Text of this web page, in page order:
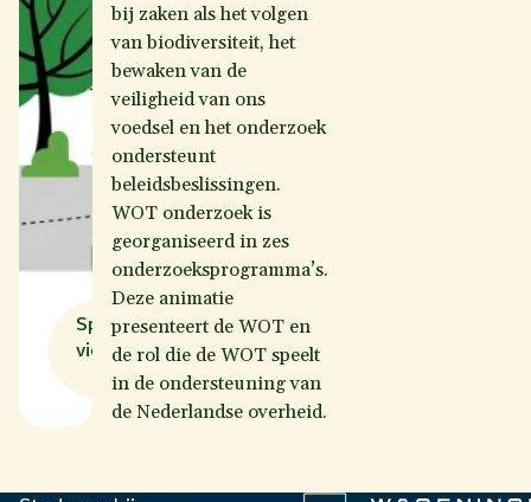
Speel
video
bij zaken als het volgen
van biodiversiteit, het
bewaken van de
veiligheid van ons
voedsel en het onderzoek
ondersteunt
beleidsbeslissingen.
WOT onderzoek is
georganiseerd in zes
onderzoeksprogramma’s.
Deze animatie
presenteert de WOT en
de rol die de WOT speelt
in de ondersteuning van
de Nederlandse overheid.